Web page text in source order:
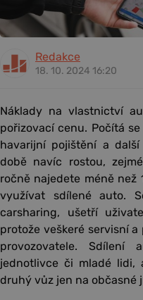
Redakce
18. 10. 2024 16:20
Náklady na vlastnictví
pořizovací cenu. Počítá
havarijní pojištění a
době navíc rostou,
ročně najedete méně
využívat sdílené auto.
carsharing, ušetří
protože veškeré servisní
provozovatele.
jednotlivce či mladé lidi,
druhý vůz jen na občasné